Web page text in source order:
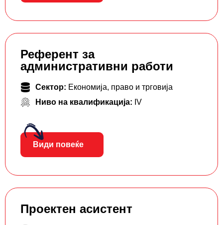
Референт за
административни работи
Сектор: Економија, право и трговија
Ниво на квалификација: IV
Види повеќе
Проектен асистент